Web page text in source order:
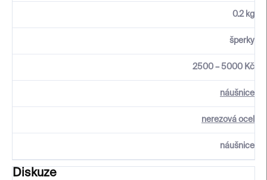
0.2 kg
šperky
2500 – 5000 Kč
náušnice
nerezová ocel
náušnice
Diskuze